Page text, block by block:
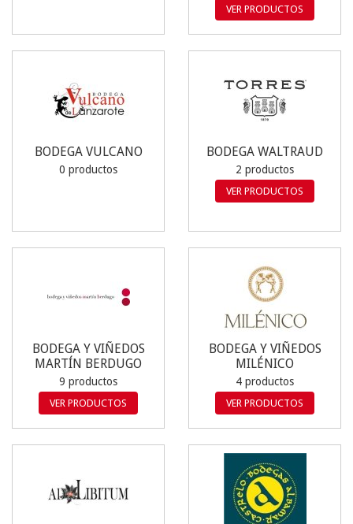
VER PRODUCTOS
BODEGA VULCANO
0 productos
BODEGA WALTRAUD
2 productos
VER PRODUCTOS
BODEGA Y VIÑEDOS
MARTÍN BERDUGO
9 productos
VER PRODUCTOS
BODEGA Y VIÑEDOS
MILÉNICO
4 productos
VER PRODUCTOS